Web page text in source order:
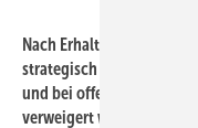
Nach Erhalt einer
strategisch geschickt
und bei offensichtlicher
verweigert werden.